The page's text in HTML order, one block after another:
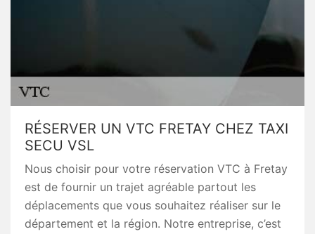
RÉSERVER UN VTC FRETAY CHEZ TAXI
SECU VSL
Nous choisir pour votre réservation VTC à Fretay
est de fournir un trajet agréable partout les
déplacements que vous souhaitez réaliser sur le
département et la région. Notre entreprise, c’est